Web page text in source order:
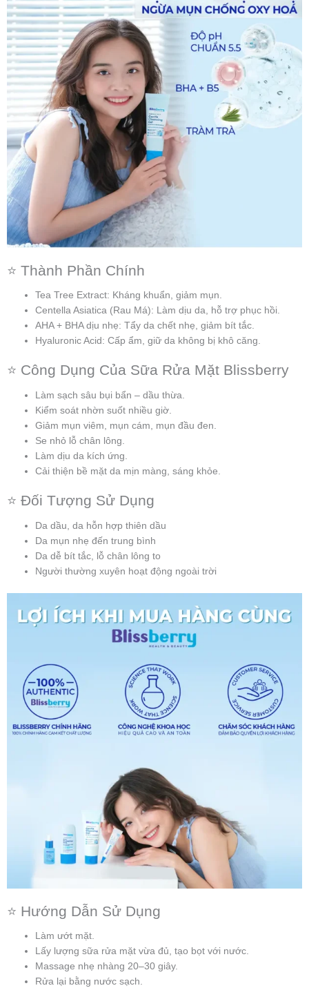
⭐ Thành Phần Chính
Tea Tree Extract: Kháng khuẩn, giảm mụn.
Centella Asiatica (Rau Má): Làm dịu da, hỗ trợ phục hồi.
AHA + BHA dịu nhẹ: Tẩy da chết nhẹ, giảm bít tắc.
Hyaluronic Acid: Cấp ẩm, giữ da không bị khô căng.
⭐ Công Dụng Của Sữa Rửa Mặt Blissberry
Làm sạch sâu bụi bẩn – dầu thừa.
Kiểm soát nhờn suốt nhiều giờ.
Giảm mụn viêm, mụn cám, mụn đầu đen.
Se nhỏ lỗ chân lông.
Làm dịu da kích ứng.
Cải thiện bề mặt da mịn màng, sáng khỏe.
⭐ Đối Tượng Sử Dụng
Da dầu, da hỗn hợp thiên dầu
Da mụn nhẹ đến trung bình
Da dễ bít tắc, lỗ chân lông to
Người thường xuyên hoạt động ngoài trời
⭐ Hướng Dẫn Sử Dụng
Làm ướt mặt.
Lấy lượng sữa rửa mặt vừa đủ, tạo bọt với nước.
Massage nhẹ nhàng 20–30 giây.
Rửa lại bằng nước sạch.